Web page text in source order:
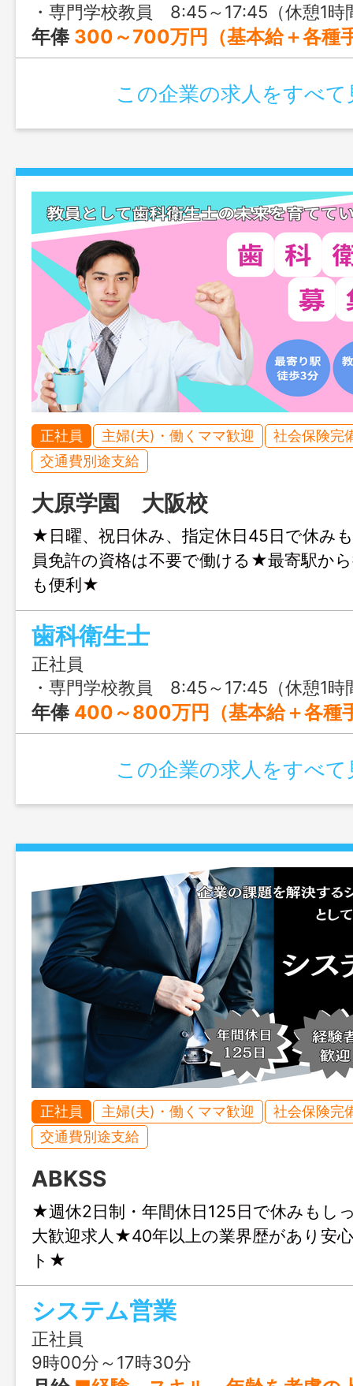
・専門学校教員 8:45～17:45（休憩1時間） ・社会人講座講師 9:00～18:00（休憩1時間）or 13:00～22:00（休憩1時間） ※学校や部署によって多少変
年俸 300～700万円（基本給＋各種手当＋賞与） なお、年齢、学歴、職歴、経験等により上記金額を上回ることもございます。 また、新卒等は上記を下
この企業の求人をすべて
正社員 主婦(夫)・働くママ歓迎
社会保険完
交通費別途支給
大原学園 大阪校
★日曜、祝日休み、指定休日45日で休み
員免許の資格は不要で働ける★最寄駅か
も便利★
歯科衛生士
正社員
・専門学校教員 8:45～17:45（休憩1時間）or 11:30～20:30（休憩1時間） ※学校や部署によって多少変動あり ※配属
年俸 400～800万円（基本給＋各種
この企業の求人をすべて
正社員 主婦(夫)・働くママ歓迎
社会保険完
交通費別途支給
ABKSS
★週休2日制・年間休日125日で休みもし
大歓迎求人★40年以上の業界歴があり安
ト★
システム営業
正社員
9時00分～17時30分